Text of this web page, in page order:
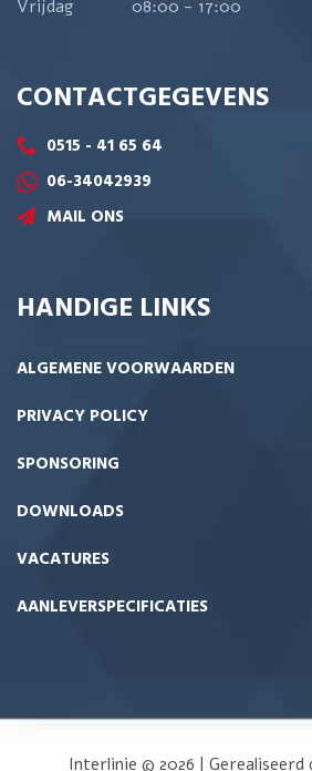
Vrijdag
08:00 - 17:00
CONTACTGEGEVENS
0515 - 41 65 64
06-34042939
MAIL ONS
HANDIGE LINKS
ALGEMENE VOORWAARDEN
PRIVACY POLICY
SPONSORING
DOWNLOADS
VACATURES
AANLEVERSPECIFICATIES
Interlinie © 2026 | Gerealiseerd